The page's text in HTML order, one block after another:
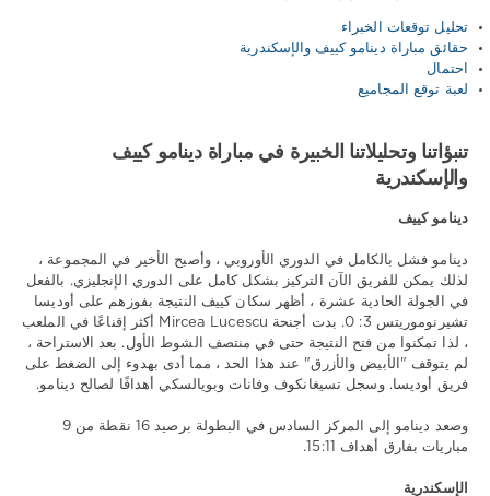
نصائح
رياضية
/
تنبؤات
Download
1xbet
478
تحليل توقعات الخبراء
حقائق مباراة دينامو كييف والإسكندرية
احتمال
لعبة توقع المجاميع
تنبؤاتنا وتحليلاتنا الخبيرة في مباراة دينامو كييف
والإسكندرية
دينامو كييف
دينامو فشل بالكامل في الدوري الأوروبي ، وأصبح الأخير في المجموعة ،
لذلك يمكن للفريق الآن التركيز بشكل كامل على الدوري الإنجليزي. بالفعل
في الجولة الحادية عشرة ، أظهر سكان كييف النتيجة بفوزهم على أوديسا
تشيرنوموريتس 3: 0. بدت أجنحة Mircea Lucescu أكثر إقناعًا في الملعب
، لذا تمكنوا من فتح النتيجة حتى في منتصف الشوط الأول. بعد الاستراحة ،
لم يتوقف "الأبيض والأزرق" عند هذا الحد ، مما أدى بهدوء إلى الضغط على
فريق أوديسا. وسجل تسيغانكوف وفانات وبويالسكي أهدافًا لصالح دينامو.
وصعد دينامو إلى المركز السادس في البطولة برصيد 16 نقطة من 9
مباريات بفارق أهداف 15:11.
الإسكندرية